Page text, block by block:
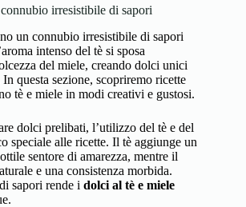
irresistibile di sapori
un connubio irresistibile di sapori
intenso del tè si sposa
del miele, creando dolci unici
questa sezione, scopriremo ricette
tè e miele in modi creativi e gustosi.
dolci prelibati, l’utilizzo del tè e del
speciale alle ricette. Il tè aggiunge un
sentore di amarezza, mentre il
e una consistenza morbida.
sapori rende i dolci al tè e miele